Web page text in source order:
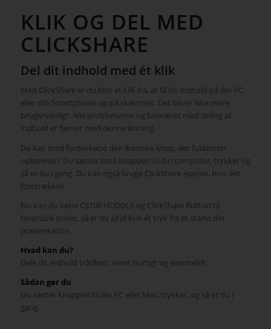
KLIK OG DEL MED
CLICKSHARE
Del dit indhold med ét klik
Med ClickShare er du blot ét klik fra, at få dit indhold på din PC
eller din Smartphone op på skærmen. Det bliver ikke mere
brugervenligt. Alle problemerne og besværet med deling af
indhold er fjernet med denne løsning.
Du kan med fordel købe den ikoniske knap, der fuldender
oplevelsen. Du sætter bare knappen til din computer, trykker og
så er du i gang. Du kan også bruge ClickShare App’en, hvis det
foretrækkes.
Nu kan du købe CS100 HUDDLE og ClickShare Button til
favorable priser, så er du altid kun ét tryk fra at starte din
præsentation.
Hvad kan du?
Dele dit indhold trådløst, nemt hurtigt og smertefrit.
Sådan gør du
Du sætter knappen til din PC eller Mac, trykker, og så er du i
gang.